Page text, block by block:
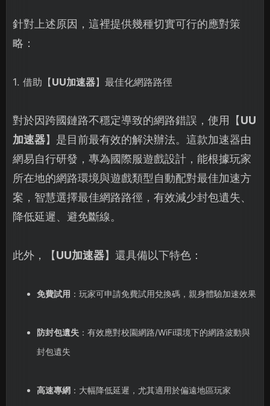
針對上述原因，這裡提供幾種切實可行的應對策
略：
1. 借助【UU加速器】最佳化網路路徑
對於因跨國鏈路不穩定導致的網路錯誤，使用【UU
加速器】是目前最有效的解決辦法。這款加速器由
網易自行研發，專為國際服遊戲設計，能根據玩家
所在地的網路環境與遊戲類型自動配對最佳加速方
案，智慧選擇最佳網路路徑，有效減少封包遺失、
降低延遲、避免斷線。
此外，【UU加速器】還具備以下特色：
免費試用 ：玩家可申請免費試用兌換碼，親身體驗加速效果
防封包遺失：有效應對校園網路/WiFi環境下的網路波動與
封包遺失
高速專網 ：大幅降低延遲，尤其適用於偏遠地區玩家